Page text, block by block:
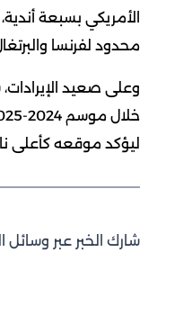
الأمريكي بسبعة
محدود لفرنسا
ليؤكد موقعه كأعلى
شارك الخبر عبر وسائل